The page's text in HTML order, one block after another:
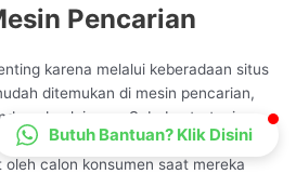
Pencarian
karena melalui keberadaan situs
ditemukan di mesin pencarian,
dan lainnya. Sebab, strategi
tidak akan berarti apa-apa jika
calon konsumen saat mereka
Butuh Bantuan? Klik Disini